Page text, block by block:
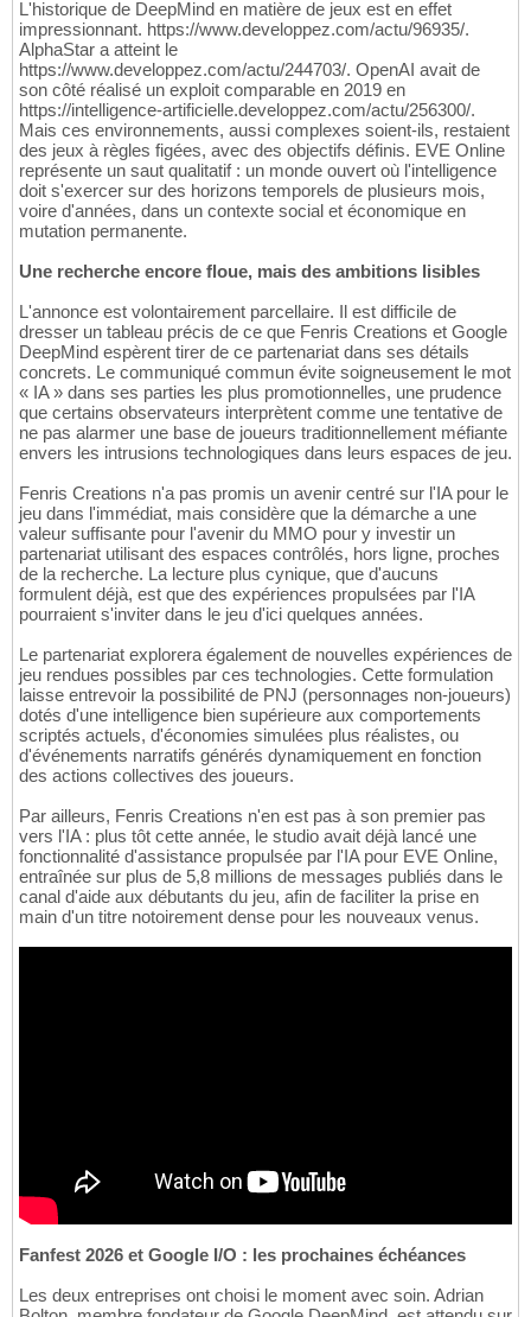
L'historique de DeepMind en matière de jeux est en effet
impressionnant. https://www.developpez.com/actu/96935/.
AlphaStar a atteint le
https://www.developpez.com/actu/244703/. OpenAI avait de
son côté réalisé un exploit comparable en 2019 en
https://intelligence-artificielle.developpez.com/actu/256300/.
Mais ces environnements, aussi complexes soient-ils, restaient
des jeux à règles figées, avec des objectifs définis. EVE Online
représente un saut qualitatif : un monde ouvert où l'intelligence
doit s'exercer sur des horizons temporels de plusieurs mois,
voire d'années, dans un contexte social et économique en
mutation permanente.
Une recherche encore floue, mais des ambitions lisibles
L'annonce est volontairement parcellaire. Il est difficile de
dresser un tableau précis de ce que Fenris Creations et Google
DeepMind espèrent tirer de ce partenariat dans ses détails
concrets. Le communiqué commun évite soigneusement le mot
« IA » dans ses parties les plus promotionnelles, une prudence
que certains observateurs interprètent comme une tentative de
ne pas alarmer une base de joueurs traditionnellement méfiante
envers les intrusions technologiques dans leurs espaces de jeu.
Fenris Creations n'a pas promis un avenir centré sur l'IA pour le
jeu dans l'immédiat, mais considère que la démarche a une
valeur suffisante pour l'avenir du MMO pour y investir un
partenariat utilisant des espaces contrôlés, hors ligne, proches
de la recherche. La lecture plus cynique, que d'aucuns
formulent déjà, est que des expériences propulsées par l'IA
pourraient s'inviter dans le jeu d'ici quelques années.
Le partenariat explorera également de nouvelles expériences de
jeu rendues possibles par ces technologies. Cette formulation
laisse entrevoir la possibilité de PNJ (personnages non-joueurs)
dotés d'une intelligence bien supérieure aux comportements
scriptés actuels, d'économies simulées plus réalistes, ou
d'événements narratifs générés dynamiquement en fonction
des actions collectives des joueurs.
Par ailleurs, Fenris Creations n'en est pas à son premier pas
vers l'IA : plus tôt cette année, le studio avait déjà lancé une
fonctionnalité d'assistance propulsée par l'IA pour EVE Online,
entraînée sur plus de 5,8 millions de messages publiés dans le
canal d'aide aux débutants du jeu, afin de faciliter la prise en
main d'un titre notoirement dense pour les nouveaux venus.
Fanfest 2026 et Google I/O : les prochaines échéances
Les deux entreprises ont choisi le moment avec soin. Adrian